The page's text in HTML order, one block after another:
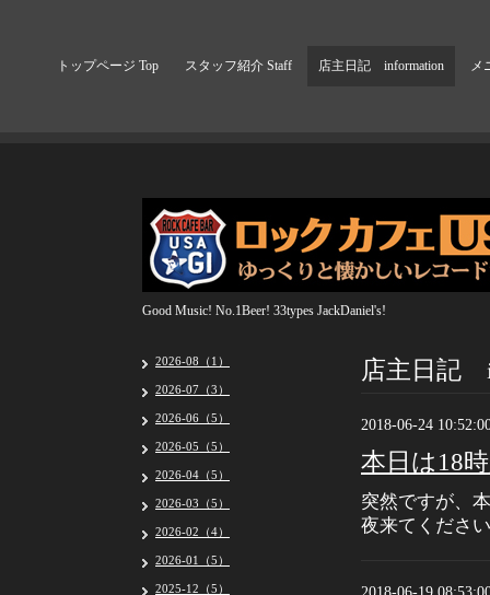
トップページ Top スタッフ紹介 Staff 店主日記 information メ
Good Music! No.1Beer! 33types JackDaniel's!
店主日記
2018-06-24
本日は18
突然ですが、
夜来てくださ
2026-08（1）
2026-07（3）
2026-06（5）
2026-05（5）
2026-04（5）
2026-03（5）
2026-02（4）
2026-01（5）
2025-12（5）